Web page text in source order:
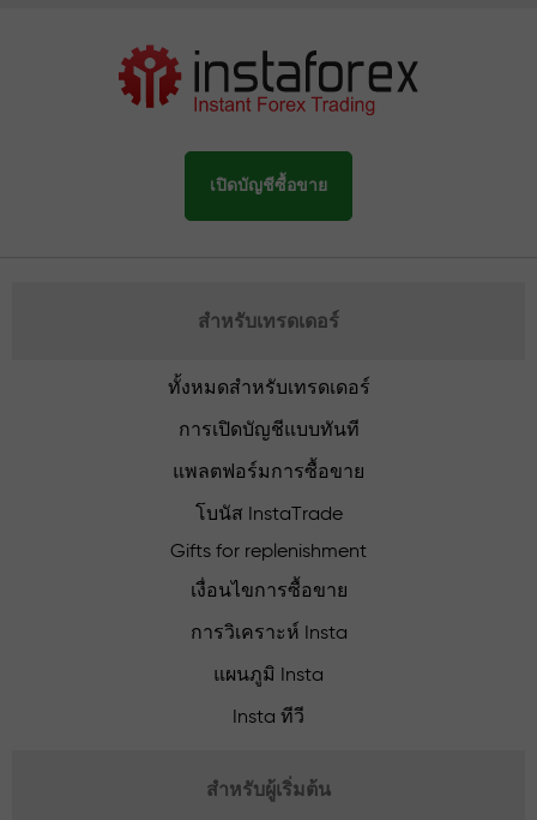
เปิดบัญชีซื้อขาย
สำหรับเทรดเดอร์
ทั้งหมดสำหรับเทรดเดอร์
การเปิดบัญชีแบบทันที
แพลตฟอร์มการซื้อขาย
โบนัส InstaTrade
Gifts for replenishment
เงื่อนไขการซื้อขาย
การวิเคราะห์ Insta
แผนภูมิ Insta
Insta ทีวี
สำหรับผู้เริ่มต้น